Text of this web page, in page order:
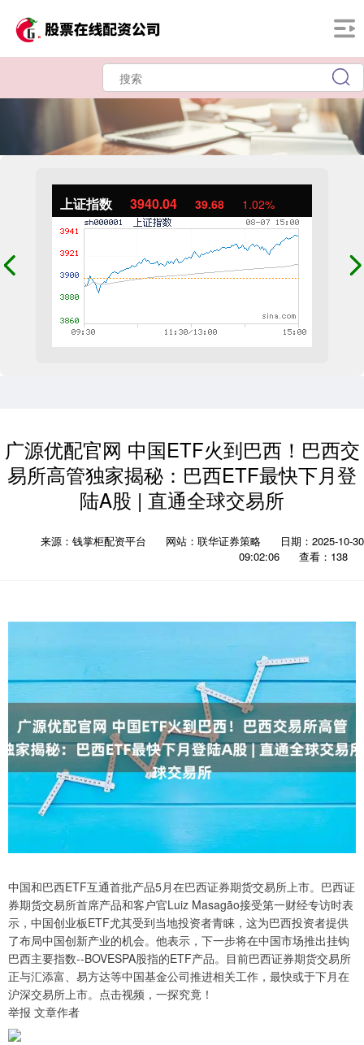
上证指数 3940.04 39.68 1.02%
广源优配官网 中国ETF火到巴西！巴西交
易所高管独家揭秘：巴西ETF最快下月登
陆A股 | 直通全球交易所
来源：钱掌柜配资平台 网站：联华证券策略
日期：2025-10-30
09:02:06
查看：138
中国和巴西ETF互通首批产品5月在巴西证券期货交易所上市。巴西证
券期货交易所首席产品和客户官Luiz Masagão接受第一财经专访时表
示，中国创业板ETF尤其受到当地投资者青睐，这为巴西投资者提供
了布局中国创新产业的机会。他表示，下一步将在中国市场推出挂钩
巴西主要指数--BOVESPA股指的ETF产品。目前巴西证券期货交易所
正与汇添富、易方达等中国基金公司推进相关工作，最快或于下月在
沪深交易所上市。点击视频，一探究竟！
举报 文章作者